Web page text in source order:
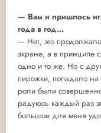
— Вам и пришлось
года в год...
— Нет, это
экране, а в принципе
одно и то же. Но с
пирожки, попадало
роли были
радуюсь каждый раз
большое для меня